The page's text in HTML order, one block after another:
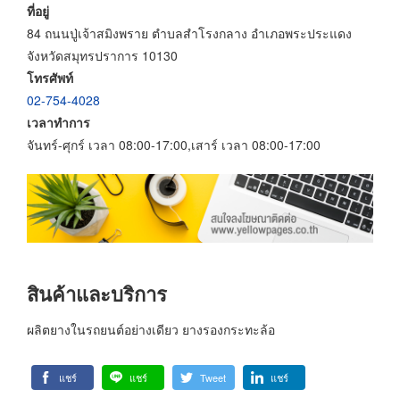
ที่อยู่
84 ถนนปู่เจ้าสมิงพราย ตำบลสำโรงกลาง อำเภอพระประแดง
จังหวัดสมุทรปราการ 10130
โทรศัพท์
02-754-4028
เวลาทำการ
จันทร์-ศุกร์ เวลา 08:00-17:00,เสาร์ เวลา 08:00-17:00
สินค้าและบริการ
ผลิตยางในรถยนต์อย่างเดียว ยางรองกระทะล้อ
แชร์ แชร์ Tweet แชร์